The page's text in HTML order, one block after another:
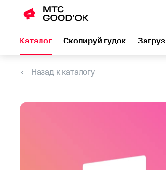
Каталог Скопируй гудок
Назад к каталогу